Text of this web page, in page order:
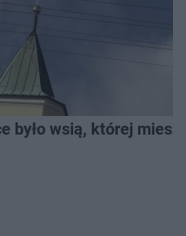
było wsią, której